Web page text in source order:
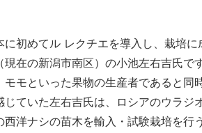
に初めてル レクチエを導入し、栽培
現在の新潟市南区）の小池左右吉氏で
モモといった果物の生産者であると
じていた左右吉氏は、ロシアのウラ
西洋ナシの苗木を輸入・試験栽培を